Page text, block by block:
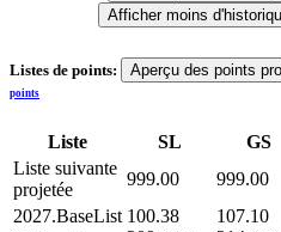
Afficher moins
Listes de points: Aperçu des points
points
Liste SL GS
Liste suivante
projetée
999.00 999.00
2027.BaseList 100.38
107.10